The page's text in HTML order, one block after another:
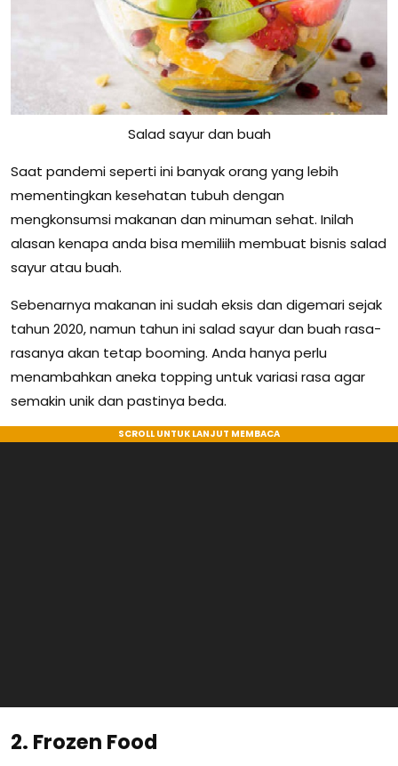
Salad sayur dan buah
Saat pandemi seperti ini banyak orang yang lebih
mementingkan kesehatan tubuh dengan
mengkonsumsi makanan dan minuman sehat. Inilah
alasan kenapa anda bisa memiliih membuat bisnis salad
sayur atau buah.
Sebenarnya makanan ini sudah eksis dan digemari sejak
tahun 2020, namun tahun ini salad sayur dan buah rasa-
rasanya akan tetap booming. Anda hanya perlu
menambahkan aneka topping untuk variasi rasa agar
semakin unik dan pastinya beda.
2. Frozen Food